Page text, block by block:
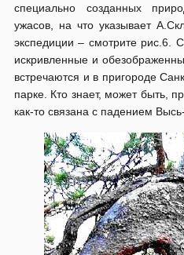
специально созданных
ужасов, на что указывает
экспедиции – смотрите рис.6.
искривленные и
встречаются и в пригороде
парке. Кто знает, может быть,
как-то связана с падением